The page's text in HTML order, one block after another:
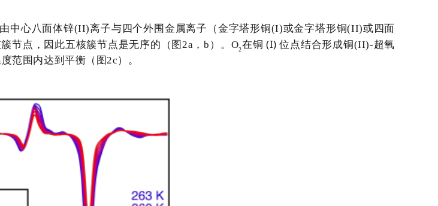
中心八面体锌(II)离子与四个外围金属离子（金字塔形铜 (I)或金字塔形铜(II)或四面
节点，因此五核簇节点是无序的（图 2a ，b ）。 O2在铜 (I)位点结合形成铜(II)-超氧
范围内达到平衡（图2c）。